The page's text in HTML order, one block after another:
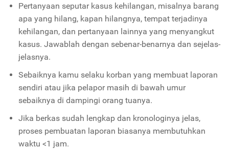
Pertanyaan seputar kasus kehilangan, misalnya barang
apa yang hilang, kapan hilangnya, tempat terjadinya
kehilangan, dan pertanyaan lainnya yang menyangkut
kasus. Jawablah dengan sebenar-benarnya dan sejelas-
jelasnya.
Sebaiknya kamu selaku korban yang membuat laporan
sendiri atau jika pelapor masih di bawah umur
sebaiknya di dampingi orang tuanya.
Jika berkas sudah lengkap dan kronologinya jelas,
proses pembuatan laporan biasanya membutuhkan
waktu <1 jam.